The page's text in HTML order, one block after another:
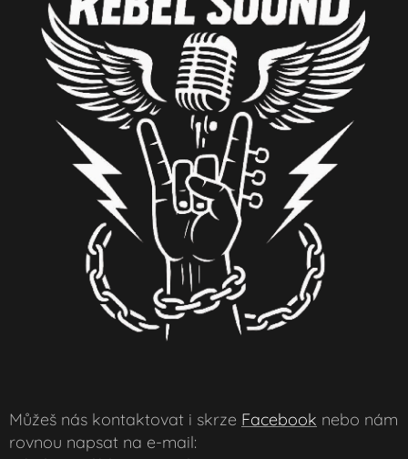
Můžeš nás kontaktovat i skrze Facebook nebo nám
rovnou napsat na e-mail: